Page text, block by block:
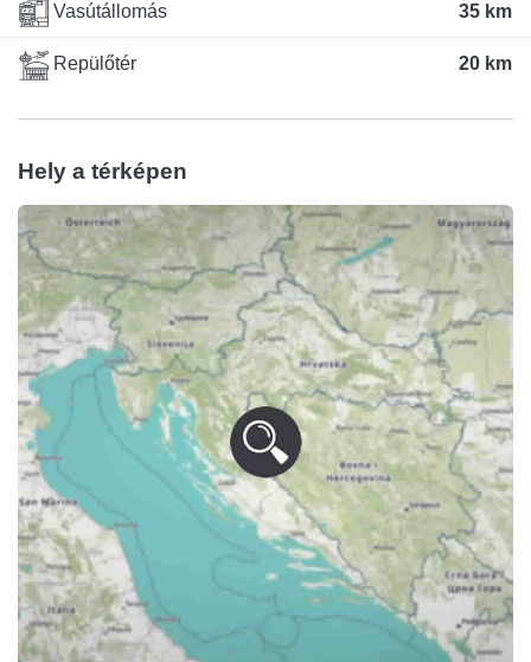
Vasútállomás 35 km
Repülőtér 20 km
Hely a térképen